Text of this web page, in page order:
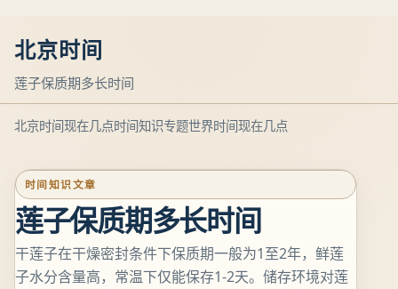
北京时间
莲子保质期多长时间
北京时间现在几点时间知识专题世界时间现在几点
时间知识文章
莲子保质期多长时间
干莲子在干燥密封条件下保质期一般为1至2年，鲜莲
子水分含量高，常温下仅能保存1-2天。储存环境对莲